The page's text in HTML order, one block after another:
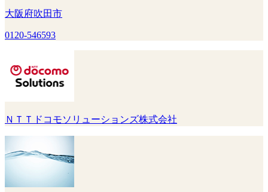
大阪府吹田市
0120-546593
ＮＴＴドコモソリューションズ株式会社